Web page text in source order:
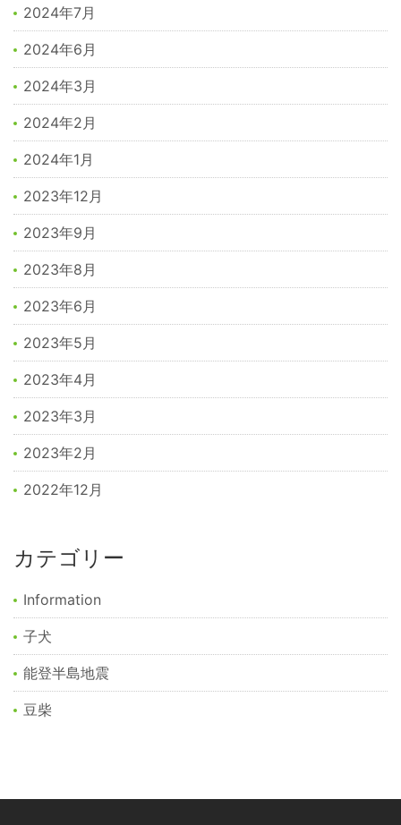
2024年7月
2024年6月
2024年3月
2024年2月
2024年1月
2023年12月
2023年9月
2023年8月
2023年6月
2023年5月
2023年4月
2023年3月
2023年2月
2022年12月
カテゴリー
Information
子犬
能登半島地震
豆柴